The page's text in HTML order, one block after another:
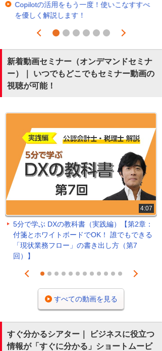
Copilotの活用をもう一度！使いこなすすべ
を優しく解説します！
Prev
1 2 3 4 5 6
Next
新着動画セミナー（オンデマンドセミナ
ー）｜ いつでもどこでもセミナー動画の
視聴が可能！
4:07
5分で学ぶ DXの教科書（実践編）【第2章：
付箋とホワイトボードでOK！ 誰でもできる
「現状業務フロー」の書き出し方（第7
回）】
Prev
1 2 3 4 5 6 7 8 9 101112
Next
すべての動画を見る
すぐ分かるシアター｜ ビジネスに役立つ
情報が「すぐに分かる」ショートムービ